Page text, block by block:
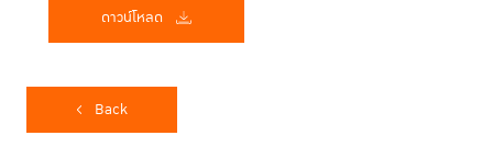
ดาวน์โหลด
Back